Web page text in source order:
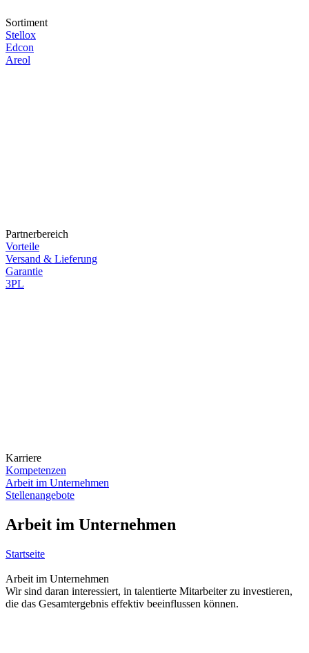
Sortiment
Stellox
Edcon
Areol
Partnerbereich
Vorteile
Versand & Lieferung
Garantie
3PL
Karriere
Kompetenzen
Arbeit im Unternehmen
Stellenangebote
Arbeit im Unternehmen
Startseite
Arbeit im Unternehmen
Wir sind daran interessiert, in talentierte Mitarbeiter zu investieren,
die das Gesamtergebnis effektiv beeinflussen können.